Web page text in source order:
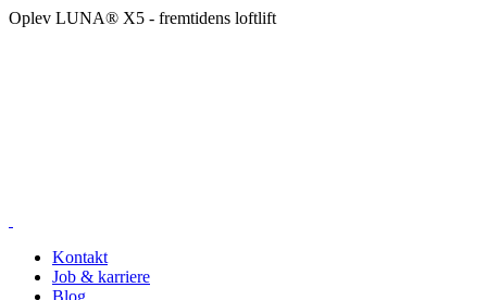
Oplev LUNA® X5 - fremtidens loftlift
Kontakt
Job & karriere
Blog